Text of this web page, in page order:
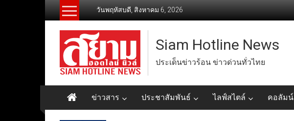
วันพฤหัสบดี, สิงหาคม 6, 2026
Siam Hotline News
ประเด็นข่าวร้อน ข่าวด่วนทั่วไทย
ข่าวสาร ประชาสัมพันธ์ ไลฟ์สไตล์ คอลัมน์